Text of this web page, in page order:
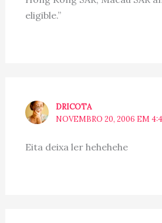
eligible.”
DRICOTA
NOVEMBRO 20, 2006 EM
Eita deixa ler hehehehe